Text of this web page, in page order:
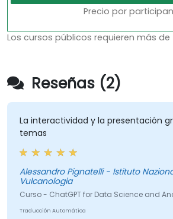
Precio por
Los cursos públicos requieren más
Reseñas (2)
La interactividad y la presentación
temas
Alessandro Pignatelli - Istituto
Vulcanologia
Curso - ChatGPT for Data Science and
Traducción Automática